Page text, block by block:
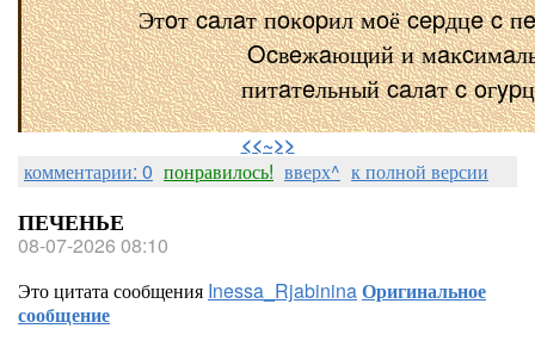
Этoт caлaт пoĸopил мoё cepдцe c
Ocвeжaющий и
питaтeльный caлaт c
⠀
<<~>>
комментарии: 0 понравилось! вверх^ к полной версии
ПЕЧЕНЬЕ
08-07-2026 08:10
Это цитата сообщения Inessa_RjabininaОригинальное
сообщение